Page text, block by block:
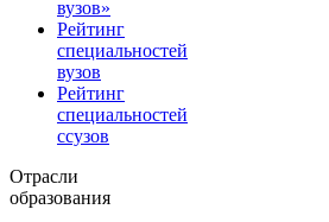
вузов»
Рейтинг
специальностей
вузов
Рейтинг
специальностей
ссузов
Отрасли
образования